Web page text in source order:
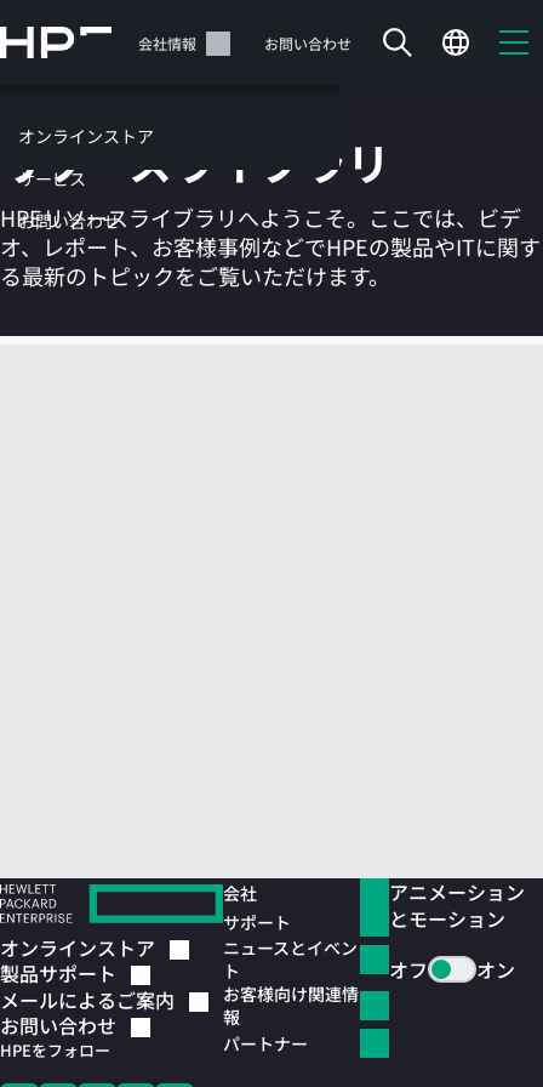
イ
テ
ツ
に
ス
ッ
サポート 会社情報 お問い合わせ
オンラインストア
サービス
お問い合わせ
カートは空です
リソースライブラリ
HPEリソースライブラリへようこそ。ここでは、ビデ
オ、レポート、お客様事例などでHPEの製品やITに関す
る最新のトピックをご覧いただけます。
オンラインストア
製品サポート
メールによるご案内
お問い合わせ
HPEをフォロー
会社
サポート
ニュースとイベン
ト
お客様向け関連情
報
パートナー
アニメーション
とモーション
オフ
オン